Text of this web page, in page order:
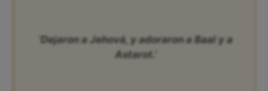
‘Dejaron a Jehová, y adoraron a Baal y a
Astarot.’